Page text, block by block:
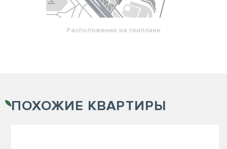
Расположение на генплане
ПОХОЖИЕ КВАРТИРЫ